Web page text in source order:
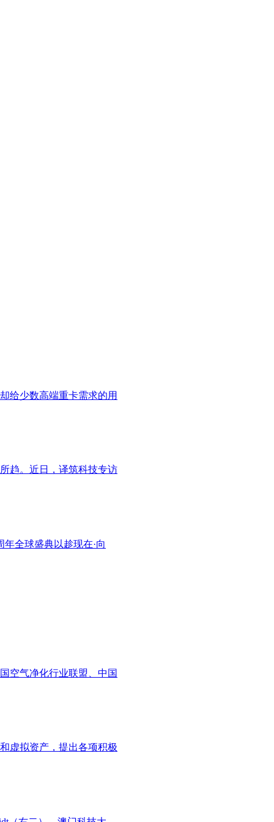
给少数高端重卡需求的用
趋。近日，译筑科技专访
全球盛典以趁现在·向
空气净化行业联盟、中国
虚拟资产，提出各项积极